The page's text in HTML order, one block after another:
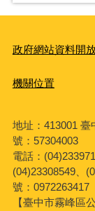
政府網站資料開
機關位置
地址：413001
號：57304003
電話：
(04)23308549、
號：0972263417
【臺中市霧峰區